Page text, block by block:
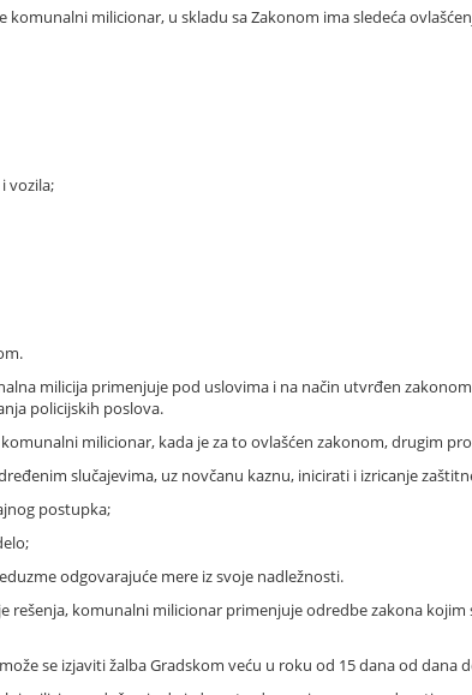
milicionar, u skladu sa Zakonom ima sledeća
vozila;
milicija primenjuje pod uslovima i na način utvrđen
policijskih poslova.
milicionar, kada je za to ovlašćen zakonom, drugim
slučajevima, uz novčanu kaznu, inicirati i izricanje
postupka;
odgovarajuće mere iz svoje nadležnosti.
rešenja, komunalni milicionar primenjuje odredbe zakona
se izjaviti žalba Gradskom veću u roku od 15 dana od dana